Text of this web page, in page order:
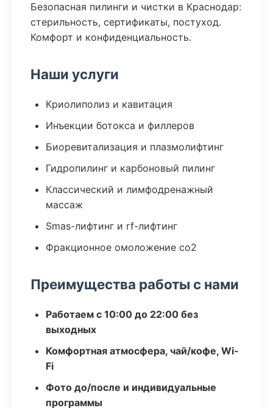
Безопасная пилинги и чистки в Краснодар:
стерильность, сертификаты, постуход.
Комфорт и конфиденциальность.
Наши услуги
Криолиполиз и кавитация
Инъекции ботокса и филлеров
Биоревитализация и плазмолифтинг
Гидропилинг и карбоновый пилинг
Классический и лимфодренажный
массаж
Smas-лифтинг и rf-лифтинг
Фракционное омоложение co2
Преимущества работы с нами
Работаем с 10:00 до 22:00 без
выходных
Комфортная атмосфера, чай/кофе, Wi-
Fi
Фото до/после и индивидуальные
программы